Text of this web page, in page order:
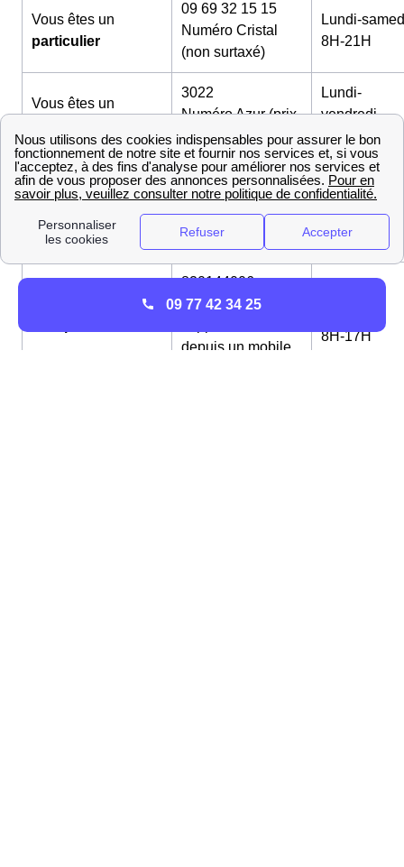
Vous êtes un
particulier
09 69 32 15 15
Numéro Cristal
(non surtaxé)
Lundi-
8H-21H
Vous êtes un
3022
Numéro Azur (prix
d'un appel local)
Lundi-
vendredi
8H30-18H
Vous êtes unePME
ou faites de la
Gestion
Immobilière
810333722
6c€/min + coût
supplémentaire
depuis un mobile
Lundi-
8H-18H
Grand
820144006
6c€/min + coût
depuis un mobile
8H-17H
09 77 42 34 25